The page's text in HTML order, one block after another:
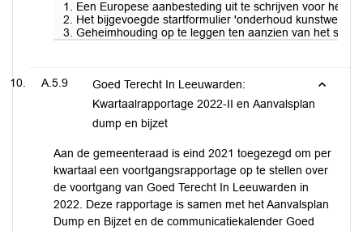
1. Een Europese aanbesteding uit te schrijven voor het
2. Het bijgevoegde startformulier 'onderhoud
3. Geheimhouding op te leggen ten aanzien van het
A.5.9
Goed Terecht In Leeuwarden:
Kwartaalrapportage 2022-II en Aanvalsplan
dump en bijzet
Aan de gemeenteraad is eind 2021 toegezegd om per
kwartaal een voortgangsrapportage op te stellen over
de voortgang van Goed Terecht In Leeuwarden in
2022. Deze rapportage is samen met het Aanvalsplan
Dump en Bijzet en de communicatiekalender Goed